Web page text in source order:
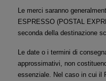
Le merci saranno
ESPRESSO (POSTAL
seconda della destinazione
Le date o i termini di
approssimativi, non
essenziale. Nel caso in cui il